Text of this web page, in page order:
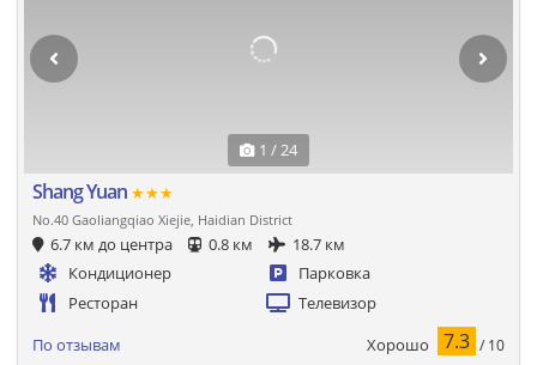
1 / 24
Shang Yuan ★★★
No.40 Gaoliangqiao Xiejie, Haidian District
6.7 км до центра 0.8 км
18.7 км
Кондиционер
Парковка
Ресторан
Телевизор
По отзывам Хорошо 7.3 / 10